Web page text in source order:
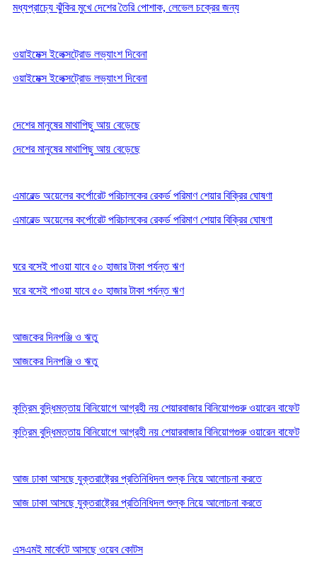
মধ্যপ্রাচ্যে ঝুঁকির মুখে দেশের তৈরি পোশাক, লেভেল চক্রের জন্য
ওয়াইমেক্স ইলেক্সট্রোড লভ্যাংশ দিবেনা
ওয়াইমেক্স ইলেক্সট্রোড লভ্যাংশ দিবেনা
দেশের মানুষের মাথাপিছু আয় বেড়েছে
দেশের মানুষের মাথাপিছু আয় বেড়েছে
এমারেল্ড অয়েলের কর্পোরেট পরিচালকের রেকর্ড পরিমাণ শেয়ার বিক্রির ঘোষণা
এমারেল্ড অয়েলের কর্পোরেট পরিচালকের রেকর্ড পরিমাণ শেয়ার বিক্রির ঘোষণা
ঘরে বসেই পাওয়া যাবে ৫০ হাজার টাকা পর্যন্ত ঋণ
ঘরে বসেই পাওয়া যাবে ৫০ হাজার টাকা পর্যন্ত ঋণ
আজকের দিনপঞ্জি ও ঋতু
আজকের দিনপঞ্জি ও ঋতু
কৃত্রিম বুদ্ধিমত্তায় বিনিয়োগে আগ্রহী নয় শেয়ারবাজার বিনিয়োগগুরু ওয়ারেন বাফেট
কৃত্রিম বুদ্ধিমত্তায় বিনিয়োগে আগ্রহী নয় শেয়ারবাজার বিনিয়োগগুরু ওয়ারেন বাফেট
আজ ঢাকা আসছে যুক্তরাষ্ট্রের প্রতিনিধিদল শুল্ক নিয়ে আলোচনা করতে
আজ ঢাকা আসছে যুক্তরাষ্ট্রের প্রতিনিধিদল শুল্ক নিয়ে আলোচনা করতে
এসএমই মার্কেটে আসছে ওয়েব কোটস